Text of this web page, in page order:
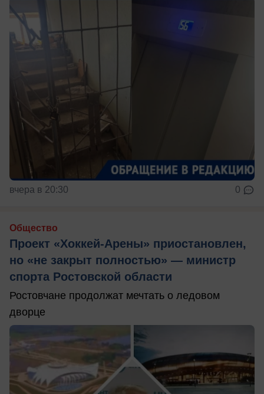
вчера в 20:30 0
Общество
Проект «Хоккей-Арены» приостановлен,
но «не закрыт полностью» — министр
спорта Ростовской области
Ростовчане продолжат мечтать о ледовом
дворце